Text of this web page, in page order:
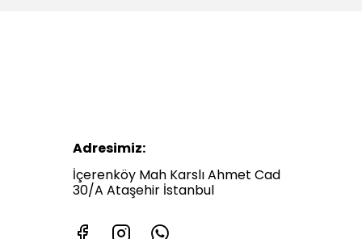
Adresimiz:
İçerenköy Mah Karslı Ahmet Cad
30/A Ataşehir İstanbul